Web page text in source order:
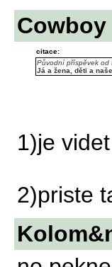
Cowboy
citace:
Původní příspěvek od
Já a žena, děti a
1)je
2)priste